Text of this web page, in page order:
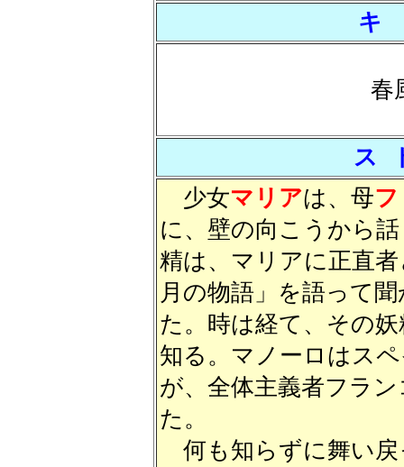
キ
春
ス
少女マリアは、母
に、壁の向こうから
精は、マリアに正直
月の物語」を語って
た。時は経て、その
知る。マノーロはス
が、全体主義者フラ
た。
何も知らずに舞い戻